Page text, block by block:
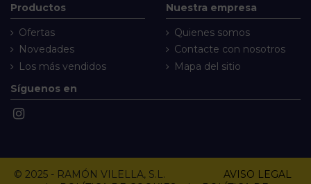
Productos
Ofertas
Novedades
Los más vendidos
Nuestra empresa
Quienes somos
Contacte con nosotros
Mapa del sitio
Síguenos en
© 2025 - RAMÓN VILELLA, S.L. AVISO LEGAL